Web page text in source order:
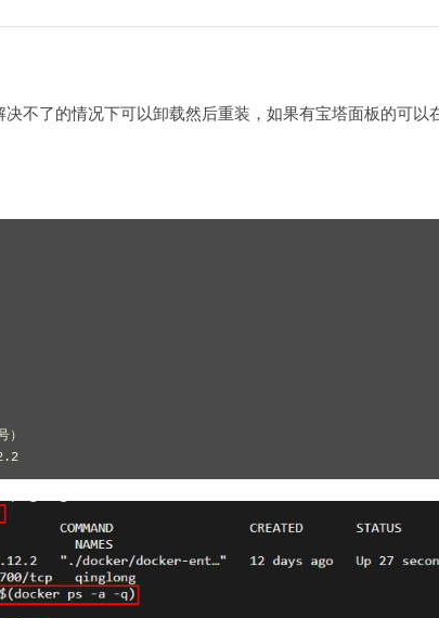
不了的情况下可以卸载然后重装，如果有宝塔面板的可以
）